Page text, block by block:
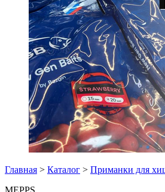
Главная > Каталог > Приманки для
MEPPS